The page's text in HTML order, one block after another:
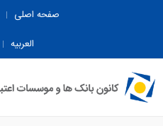
صفحه اصلی
العربیه